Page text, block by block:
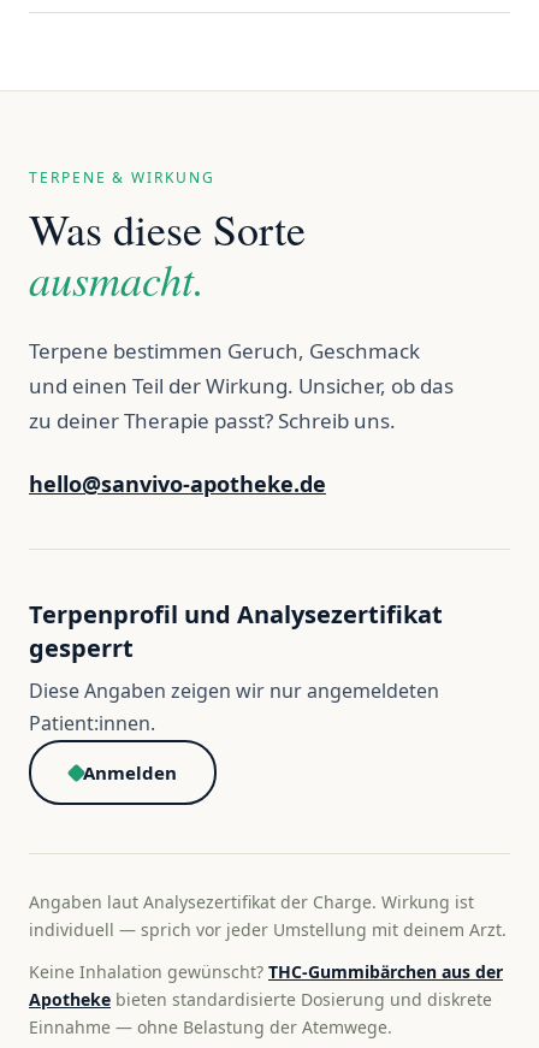
TERPENE & WIRKUNG
Was diese Sorte
ausmacht.
Terpene bestimmen Geruch, Geschmack
und einen Teil der Wirkung. Unsicher, ob das
zu deiner Therapie passt? Schreib uns.
hello@sanvivo-apotheke.de
Terpenprofil und Analysezertifikat
gesperrt
Diese Angaben zeigen wir nur angemeldeten
Patient:innen.
Anmelden
Angaben laut Analysezertifikat der Charge. Wirkung ist
individuell — sprich vor jeder Umstellung mit deinem Arzt.
Keine Inhalation gewünscht? THC-Gummibärchen aus der
Apotheke bieten standardisierte Dosierung und diskrete
Einnahme — ohne Belastung der Atemwege.